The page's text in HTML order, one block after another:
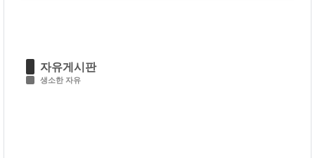
자유게시판
생소한 자유